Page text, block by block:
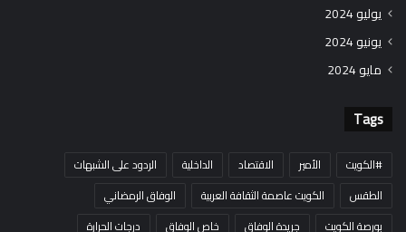
يوليو 2024
يونيو 2024
مايو 2024
Tags
#الكويت الأمير الاقتصاد الداخلية
الردود على الشبهات
الطقس
الكويت عاصمة الثقافة العربية
الوفاق الرمضاني
بورصة الكويت
جريدة الوفاق خاص الوفاق
درجات الحرارة